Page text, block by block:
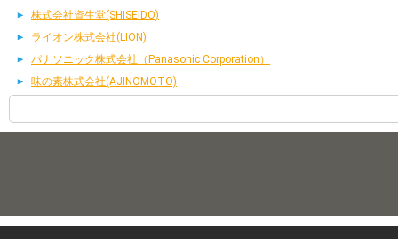
株式会社資生堂(SHISEIDO)
ライオン株式会社(LION)
パナソニック株式会社（Panasonic Corporation）
味の素株式会社(AJINOMOTO)